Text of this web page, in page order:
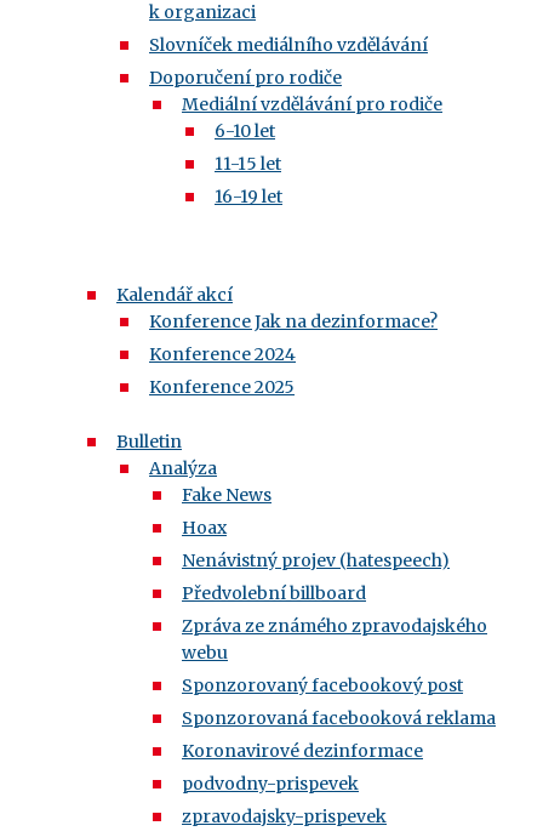
k organizaci
Slovníček mediálního vzdělávání
Doporučení pro rodiče
Mediální vzdělávání pro rodiče
6-10 let
11-15 let
16-19 let
Kalendář akcí
Konference Jak na dezinformace?
Konference 2024
Konference 2025
Bulletin
Analýza
Fake News
Hoax
Nenávistný projev (hatespeech)
Předvolební billboard
Zpráva ze známého zpravodajského
webu
Sponzorovaný facebookový post
Sponzorovaná facebooková reklama
Koronavirové dezinformace
podvodny-prispevek
zpravodajsky-prispevek